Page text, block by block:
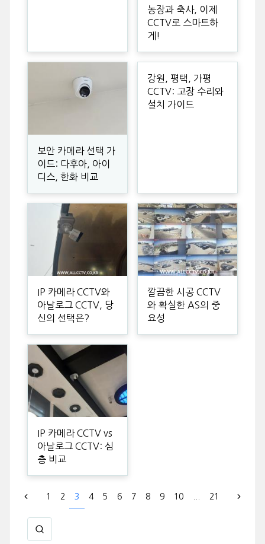
농장과 축사, 이제
CCTV로 스마트하
게!
보안 카메라 선택 가
이드: 다후아, 아이
디스, 한화 비교
강원, 평택, 가평
CCTV: 고장 수리와
설치 가이드
IP 카메라 CCTV와
아날로그 CCTV, 당
신의 선택은?
깔끔한 시공 CCTV
와 확실한 AS의 중
요성
IP 카메라 CCTV vs
아날로그 CCTV: 심
층 비교
1 2 3 4 5 6 7 8 9 10 21